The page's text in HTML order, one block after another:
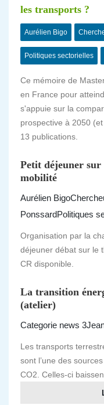
les transports ?
Aurélien Bigo
Politiques sectorielles
Ce mémoire de
en France pour
s'appuie sur la
prospective à 2050
13 publications.
Petit déjeuner
mobilité
Aurélien Bigo
PonssardPolitiques
Organisation par la
déjeuner débat sur le
CR disponible.
La transition
(atelier)
Categorie news 3
Les transports
sont l’une des
CO2. Celles-ci